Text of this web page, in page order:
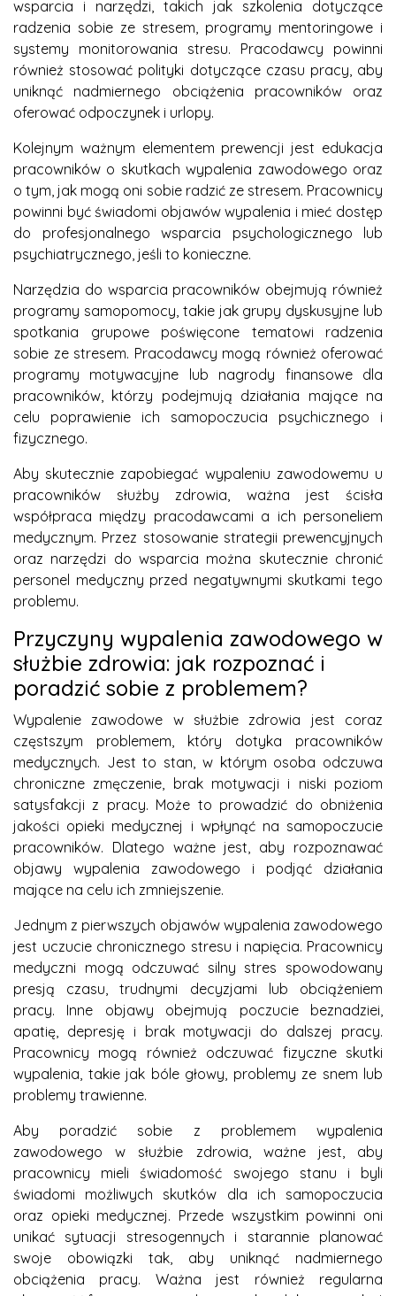
wsparcia i narzędzi, takich jak szkolenia dotyczące
radzenia sobie ze stresem, programy mentoringowe i
systemy monitorowania stresu. Pracodawcy powinni
również stosować polityki dotyczące czasu pracy, aby
uniknąć nadmiernego obciążenia pracowników oraz
oferować odpoczynek i urlopy.
Kolejnym ważnym elementem prewencji jest edukacja
pracowników o skutkach wypalenia zawodowego oraz
o tym, jak mogą oni sobie radzić ze stresem. Pracownicy
powinni być świadomi objawów wypalenia i mieć dostęp
do profesjonalnego wsparcia psychologicznego lub
psychiatrycznego, jeśli to konieczne.
Narzędzia do wsparcia pracowników obejmują również
programy samopomocy, takie jak grupy dyskusyjne lub
spotkania grupowe poświęcone tematowi radzenia
sobie ze stresem. Pracodawcy mogą również oferować
programy motywacyjne lub nagrody finansowe dla
pracowników, którzy podejmują działania mające na
celu poprawienie ich samopoczucia psychicznego i
fizycznego.
Aby skutecznie zapobiegać wypaleniu zawodowemu u
pracowników służby zdrowia, ważna jest ścisła
współpraca między pracodawcami a ich personeliem
medycznym. Przez stosowanie strategii prewencyjnych
oraz narzędzi do wsparcia można skutecznie chronić
personel medyczny przed negatywnymi skutkami tego
problemu.
Przyczyny wypalenia zawodowego w
służbie zdrowia: jak rozpoznać i
poradzić sobie z problemem?
Wypalenie zawodowe w służbie zdrowia jest coraz
częstszym problemem, który dotyka pracowników
medycznych. Jest to stan, w którym osoba odczuwa
chroniczne zmęczenie, brak motywacji i niski poziom
satysfakcji z pracy. Może to prowadzić do obniżenia
jakości opieki medycznej i wpłynąć na samopoczucie
pracowników. Dlatego ważne jest, aby rozpoznawać
objawy wypalenia zawodowego i podjąć działania
mające na celu ich zmniejszenie.
Jednym z pierwszych objawów wypalenia zawodowego
jest uczucie chronicznego stresu i napięcia. Pracownicy
medyczni mogą odczuwać silny stres spowodowany
presją czasu, trudnymi decyzjami lub obciążeniem
pracy. Inne objawy obejmują poczucie beznadziei,
apatię, depresję i brak motywacji do dalszej pracy.
Pracownicy mogą również odczuwać fizyczne skutki
wypalenia, takie jak bóle głowy, problemy ze snem lub
problemy trawienne.
Aby poradzić sobie z problemem wypalenia
zawodowego w służbie zdrowia, ważne jest, aby
pracownicy mieli świadomość swojego stanu i byli
świadomi możliwych skutków dla ich samopoczucia
oraz opieki medycznej. Przede wszystkim powinni oni
unikać sytuacji stresogennych i starannie planować
swoje obowiązki tak, aby uniknąć nadmiernego
obciążenia pracy. Ważna jest również regularna